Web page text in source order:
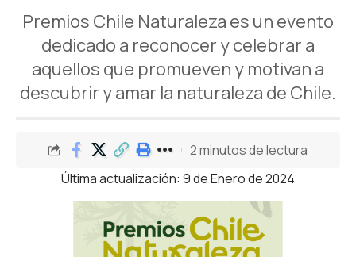
Premios Chile Naturaleza es un evento
dedicado a reconocer y celebrar a
aquellos que promueven y motivan a
descubrir y amar la naturaleza de Chile.
Última actualización: 9 de Enero de 2024
2 minutos de lectura